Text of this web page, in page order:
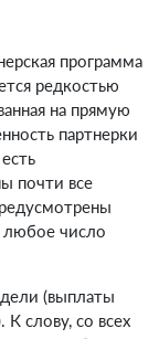
программа
редкостью
на прямую
партнерки
почти все
любое число
(выплаты
слову, со всех